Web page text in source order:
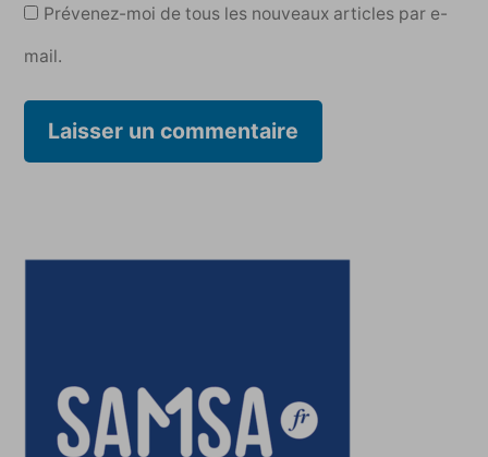
Prévenez-moi de tous les nouveaux articles par e-
mail.